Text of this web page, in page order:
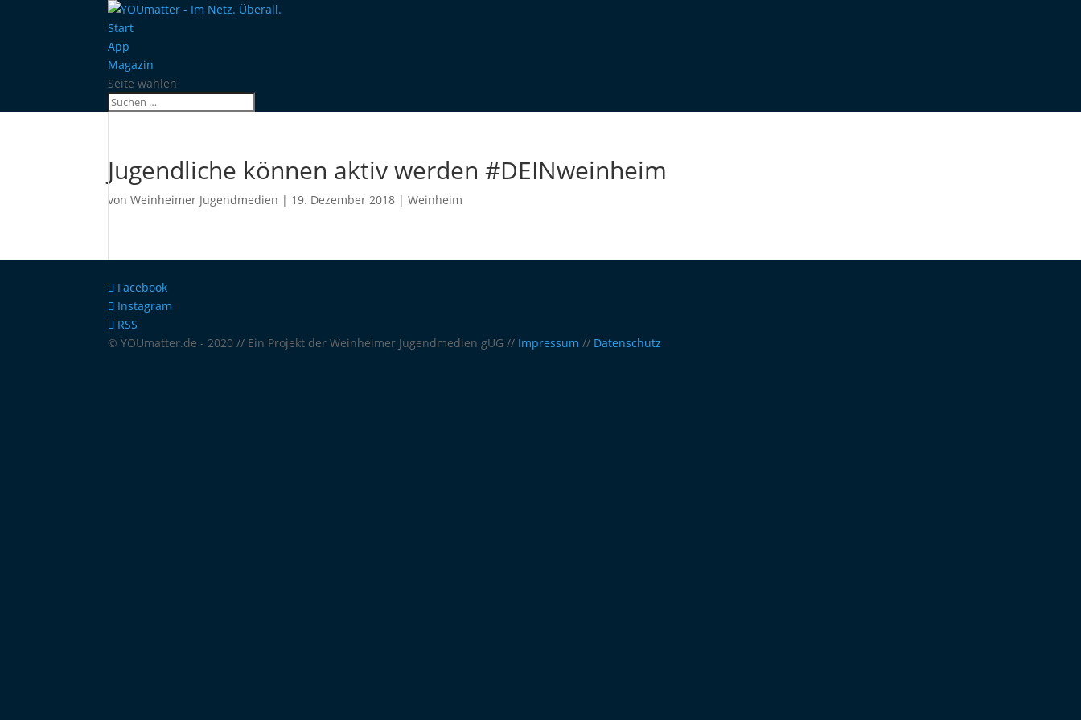
Start
App
Magazin
Seite wählen
Jugendliche können aktiv werden #DEINweinheim
vonWeinheimer Jugendmedien | 19. Dezember 2018 |Weinheim
Facebook
Instagram
RSS
© YOUmatter.de - 2020 // Ein Projekt der Weinheimer Jugendmedien gUG // Impressum // Datenschutz